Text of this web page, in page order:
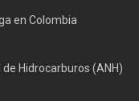
en Colombia
Hidrocarburos (ANH)